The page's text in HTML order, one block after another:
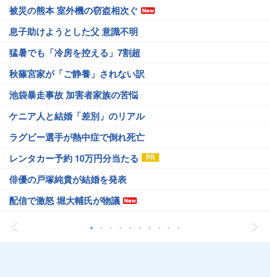
被災の熊本 室外機の窃盗相次ぐ
息子助けようとした父 意識不明
猛暑でも「冷房を控える」7割超
秋篠宮家が「ご静養」されない訳
池袋暴走事故 加害者家族の苦悩
ケニア人と結婚「差別」のリアル
ラグビー選手が熱中症で倒れ死亡
レンタカー予約 10万円分当たる
俳優の戸塚純貴が結婚を発表
配信で激怒 堀大輔氏が物議